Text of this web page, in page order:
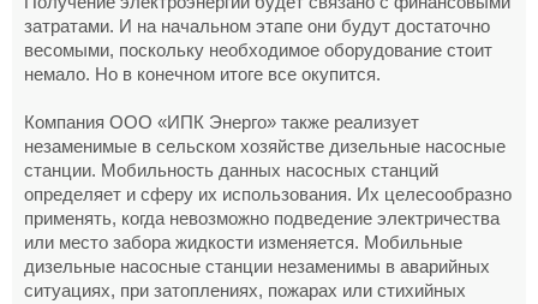
затратами. И на начальном этапе они будут достаточно
весомыми, поскольку необходимое оборудование стоит
немало. Но в конечном итоге все окупится.
Компания ООО «ИПК Энерго» также реализует
незаменимые в сельском хозяйстве дизельные насосные
станции. Мобильность данных насосных станций
определяет и сферу их использования. Их целесообразно
применять, когда невозможно подведение электричества
или место забора жидкости изменяется. Мобильные
дизельные насосные станции незаменимы в аварийных
ситуациях, при затоплениях, пожарах или стихийных